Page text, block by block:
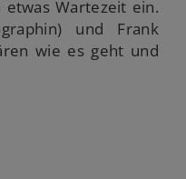
Wartezeit ein.
und Frank
wie es geht und